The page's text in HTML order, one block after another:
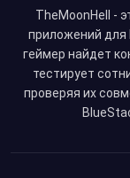
TheMoonHell -
приложений для
геймер найдет
тестирует
проверяя их